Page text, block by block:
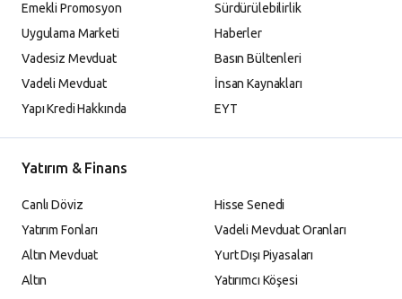
Emekli Promosyon
Uygulama Marketi
Vadesiz Mevduat
Vadeli Mevduat
Yapı Kredi Hakkında
Sürdürülebilirlik
Haberler
Basın Bültenleri
İnsan Kaynakları
EYT
Yatırım & Finans
Canlı Döviz
Yatırım Fonları
Altın Mevduat
Altın
Hisse Senedi
Vadeli Mevduat Oranları
Yurt Dışı Piyasaları
Yatırımcı Köşesi